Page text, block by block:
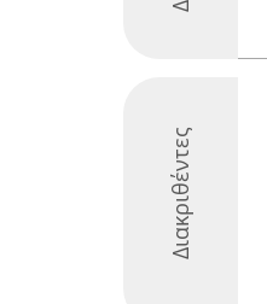
Διακριθέντες